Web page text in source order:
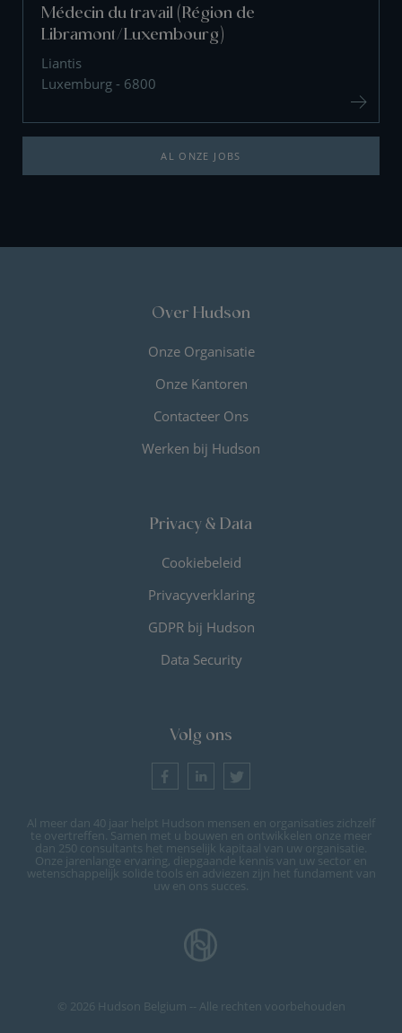
Médecin du travail (Région de
Libramont/Luxembourg)
Liantis
Luxemburg - 6800
AL ONZE JOBS
Over Hudson
Onze Organisatie
Onze Kantoren
Contacteer Ons
Werken bij Hudson
Privacy & Data
Cookiebeleid
Privacyverklaring
GDPR bij Hudson
Data Security
Volg ons
Al meer dan 40 jaar helpt Hudson mensen en organisaties zichzelf
te overtreffen. Samen met u bouwen en ontwikkelen onze meer
dan 250 consultants het menselijk kapitaal van uw organisatie.
Onze jarenlange ervaring, diepgaande kennis van uw sector en
wetenschappelijk solide tools en adviezen zijn het fundament van
uw en ons succes.
© 2026 Hudson Belgium -- Alle rechten voorbehouden